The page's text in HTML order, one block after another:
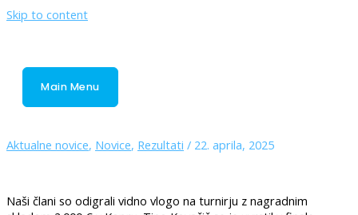
Skip to content
Main Menu
Aktualne novice, Novice, Rezultati / 22. aprila, 2025
Naši člani so odigrali vidno vlogo na turnirju z nagradnim